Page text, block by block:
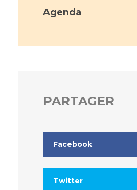
Agenda
PARTAGER
Facebook
Twitter